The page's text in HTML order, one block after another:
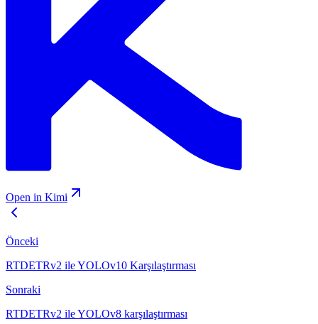
Open in Kimi
Önceki
RTDETRv2 ile YOLOv10 Karşılaştırması
Sonraki
RTDETRv2 ile YOLOv8 karşılaştırması